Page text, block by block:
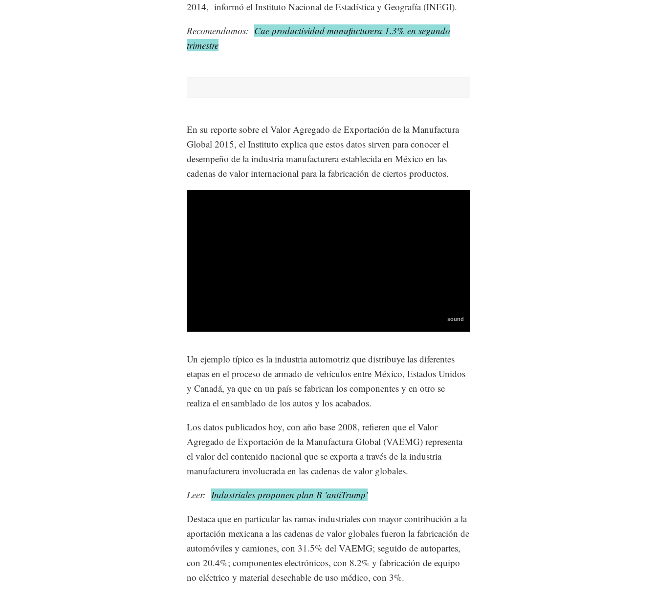
2014, informó el Instituto Nacional de Estadística y Geografía (INEGI).
Recomendamos: Cae productividad manufacturera 1.3% en segundo
trimestre
En su reporte sobre el Valor Agregado de Exportación de la Manufactura
Global 2015, el Instituto explica que estos datos sirven para conocer el
desempeño de la industria manufacturera establecida en México en las
cadenas de valor internacional para la fabricación de ciertos productos.
Un ejemplo típico es la industria automotriz que distribuye las diferentes
etapas en el proceso de armado de vehículos entre México, Estados Unidos
y Canadá, ya que en un país se fabrican los componentes y en otro se
realiza el ensamblado de los autos y los acabados.
Los datos publicados hoy, con año base 2008, refieren que el Valor
Agregado de Exportación de la Manufactura Global (VAEMG) representa
el valor del contenido nacional que se exporta a través de la industria
manufacturera involucrada en las cadenas de valor globales.
Leer: Industriales proponen plan B 'antiTrump'
Destaca que en particular las ramas industriales con mayor contribución a la
aportación mexicana a las cadenas de valor globales fueron la fabricación de
automóviles y camiones, con 31.5% del VAEMG; seguido de autopartes,
con 20.4%; componentes electrónicos, con 8.2% y fabricación de equipo
no eléctrico y material desechable de uso médico, con 3%.